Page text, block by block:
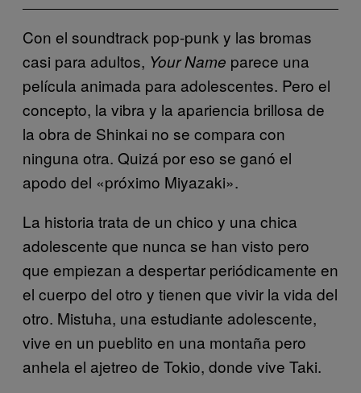
Con el soundtrack pop-punk y las bromas
casi para adultos, Your Name parece una
película animada para adolescentes. Pero el
concepto, la vibra y la apariencia brillosa de
la obra de Shinkai no se compara con
ninguna otra. Quizá por eso se ganó el
apodo del «próximo Miyazaki».
La historia trata de un chico y una chica
adolescente que nunca se han visto pero
que empiezan a despertar periódicamente en
el cuerpo del otro y tienen que vivir la vida del
otro. Mistuha, una estudiante adolescente,
vive en un pueblito en una montaña pero
anhela el ajetreo de Tokio, donde vive Taki.